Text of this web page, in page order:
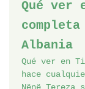
Qué ver
Albania
Qué ver en
hace
Nënë Tereza